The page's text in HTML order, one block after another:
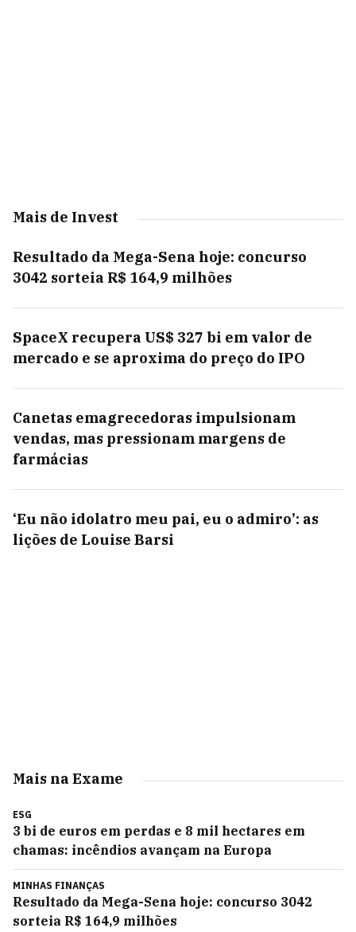
Mais de Invest
Resultado da Mega-Sena hoje: concurso
3042 sorteia R$ 164,9 milhões
SpaceX recupera US$ 327 bi em valor de
mercado e se aproxima do preço do IPO
Canetas emagrecedoras impulsionam
vendas, mas pressionam margens de
farmácias
‘Eu não idolatro meu pai, eu o admiro’: as
lições de Louise Barsi
Mais na Exame
ESG
3 bi de euros em perdas e 8 mil hectares em
chamas: incêndios avançam na Europa
MINHAS FINANÇAS
Resultado da Mega-Sena hoje: concurso 3042
sorteia R$ 164,9 milhões